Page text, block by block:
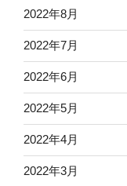
2022年8月
2022年7月
2022年6月
2022年5月
2022年4月
2022年3月